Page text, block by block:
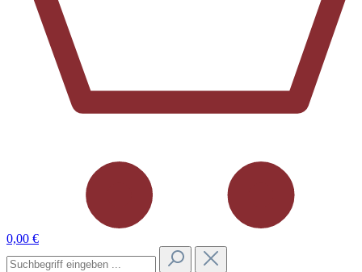
0,00 €